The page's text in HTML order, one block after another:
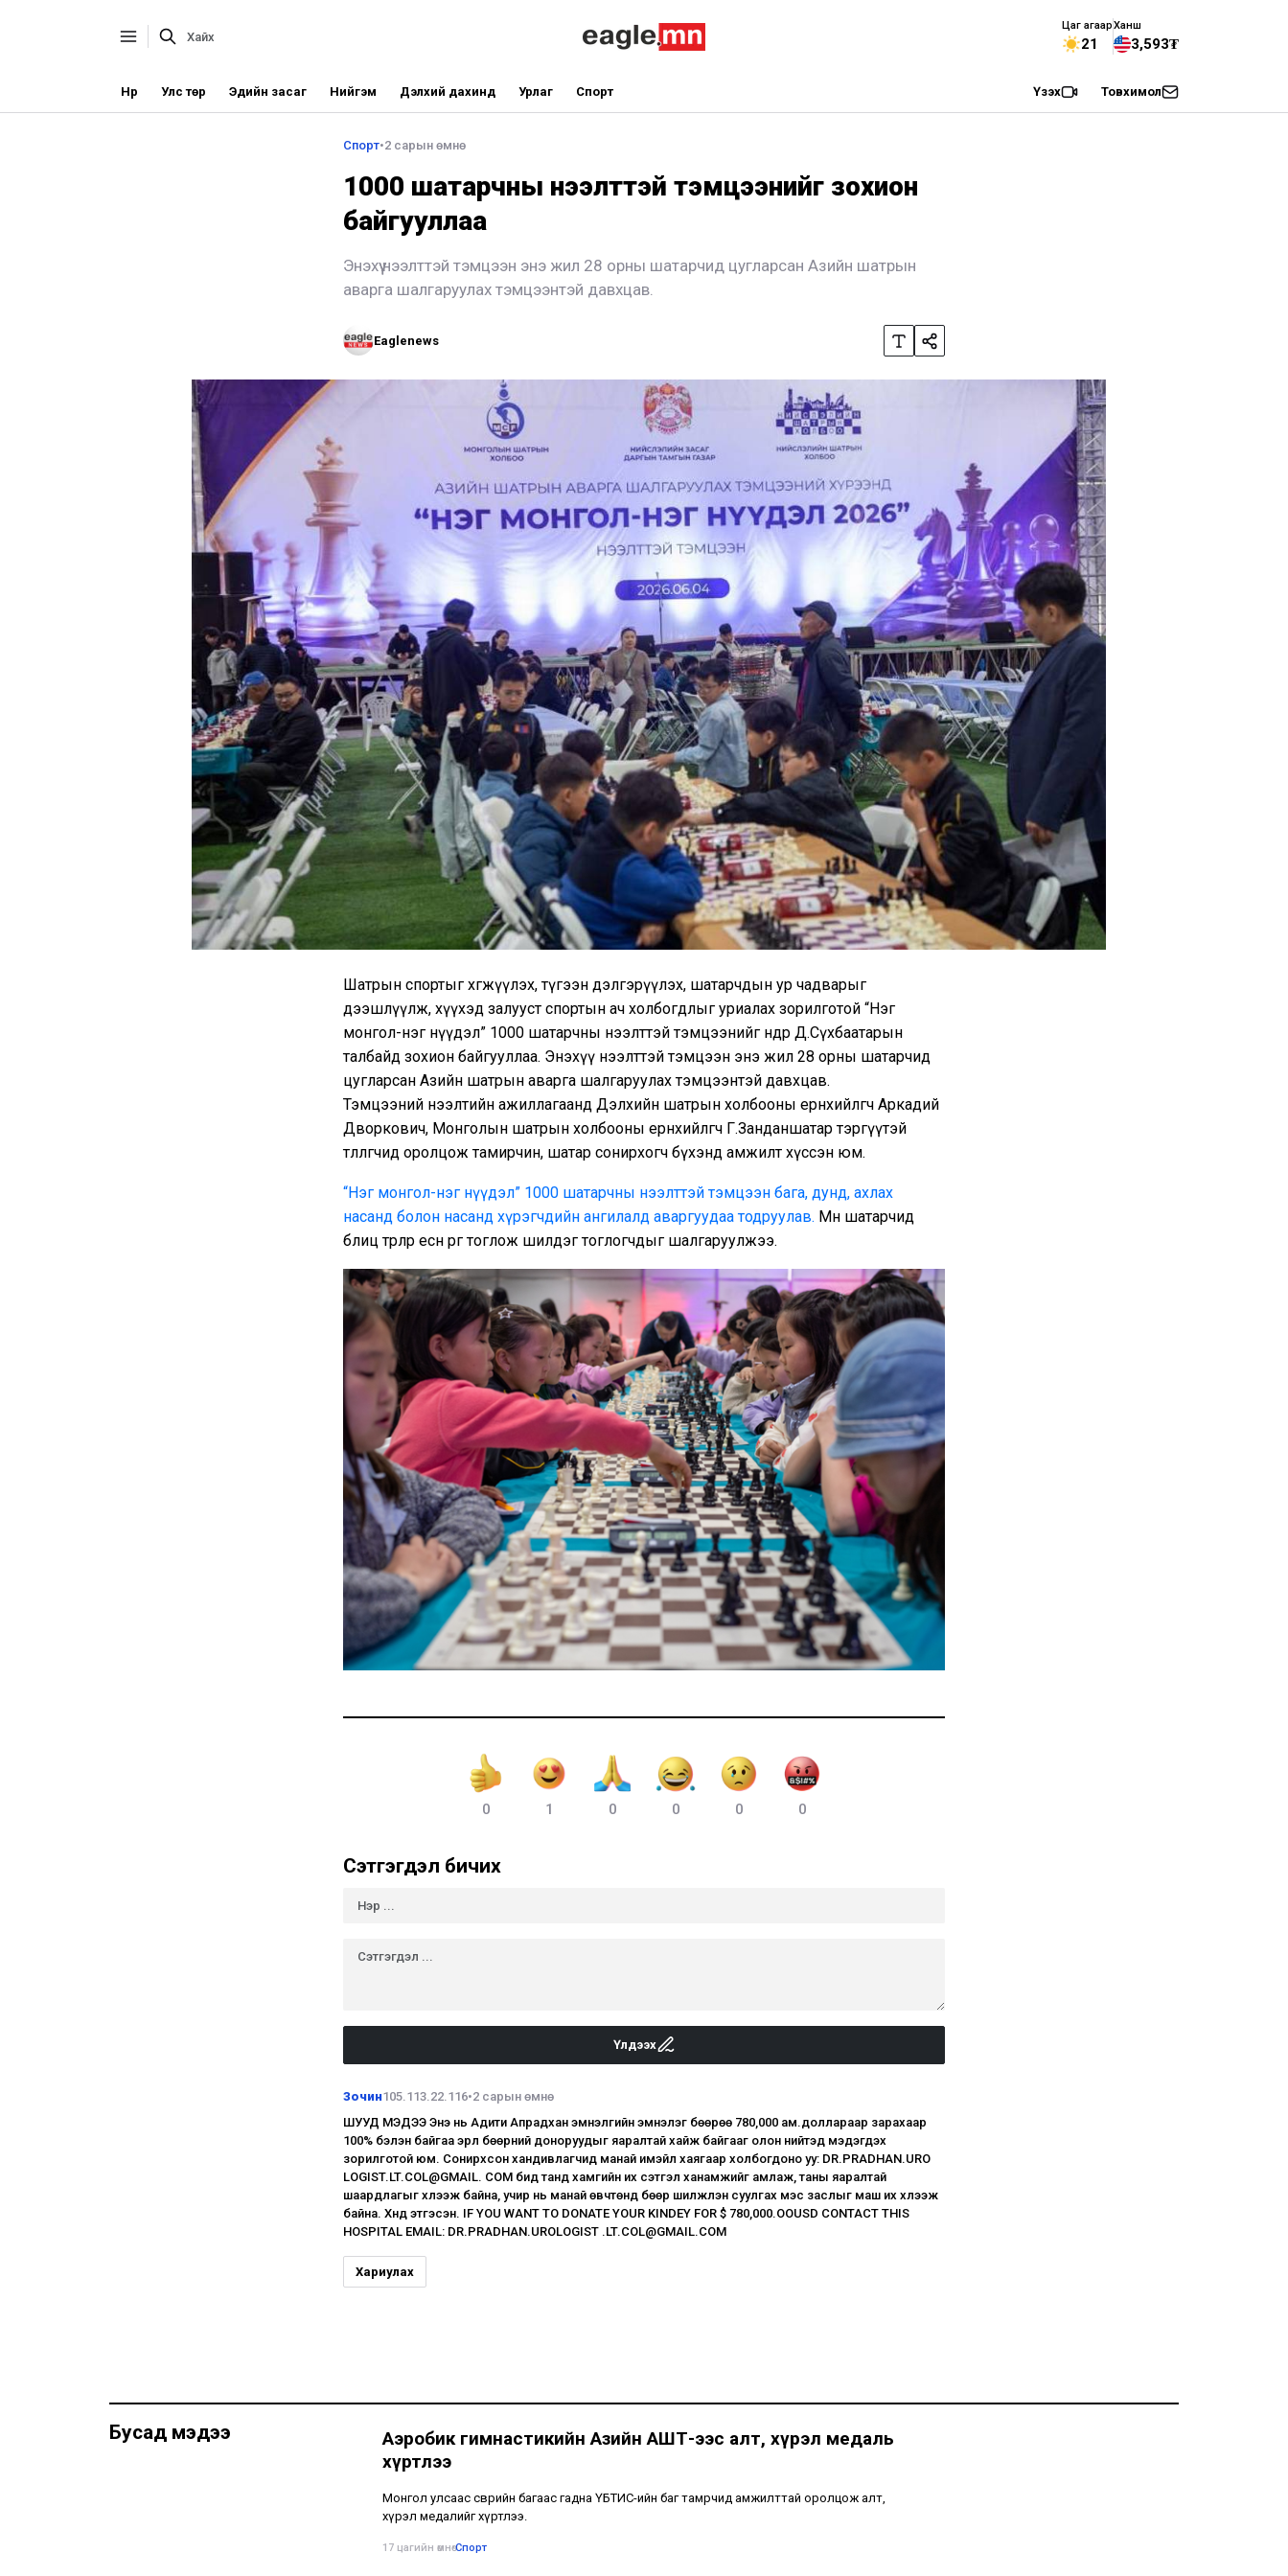
Цаг агаар
21
Ханш
3,593₮
Нүүр Улс төр Эдийн засаг Нийгэм Дэлхий дахинд Урлаг Спорт Үзэх Товхимол
Спорт•2 сарын өмнө
1000 шатарчны нээлттэй тэмцээнийг зохион
байгууллаа
Энэхүү нээлттэй тэмцээн энэ жил 28 орны шатарчид цугларсан Азийн шатрын
аварга шалгаруулах тэмцээнтэй давхцав.
Eaglenews
Шатрын спортыг хөгжүүлэх, түгээн дэлгэрүүлэх, шатарчдын ур чадварыг
дээшлүүлж, хүүхэд залууст спортын ач холбогдлыг уриалах зорилготой “Нэг
монгол-нэг нүүдэл” 1000 шатарчны нээлттэй тэмцээнийг өнөөдөр Д.Сүхбаатарын
талбайд зохион байгууллаа. Энэхүү нээлттэй тэмцээн энэ жил 28 орны шатарчид
цугларсан Азийн шатрын аварга шалгаруулах тэмцээнтэй давхцав.
Тэмцээний нээлтийн ажиллагаанд Дэлхийн шатрын холбооны ерөнхийлөгч Аркадий
Дворкович, Монголын шатрын холбооны ерөнхийлөгч Г.Занданшатар тэргүүтэй
төлөөлөгчид оролцож тамирчин, шатар сонирхогч бүхэнд амжилт хүссэн юм.
“Нэг монгол-нэг нүүдэл” 1000 шатарчны нээлттэй тэмцээн бага, дунд, ахлах
насанд болон насанд хүрэгчдийн ангилалд аваргуудаа тодруулав. Мөн шатарчид
блиц төрлөөр есөн өрөг тоглож шилдэг тоглогчдыг шалгаруулжээ.
0 1 0 0 0 0
Сэтгэгдэл бичих
Үлдээх
Зочин105.113.22.116•2 сарын өмнө
ШУУД МЭДЭЭ Энэ нь Адити Апрадхан эмнэлгийн эмнэлэг бөөрөө 780,000 ам.доллараар зарахаар
100% бэлэн байгаа эрүүл бөөрний доноруудыг яаралтай хайж байгааг олон нийтэд мэдэгдэх
зорилготой юм. Сонирхсон хандивлагчид манай имэйл хаягаар холбогдоно уу: DR.PRADHAN.URO
LOGIST.LT.COL@GMAIL. COM бид танд хамгийн их сэтгэл ханамжийг амлаж, таны яаралтай
шаардлагыг хүлээж байна, учир нь манай өвчтөнүүд бөөр шилжүүлэн суулгах мэс заслыг маш их хүлээж
байна. Хүнд этгэсэн. IF YOU WANT TO DONATE YOUR KINDEY FOR $ 780,000.OOUSD CONTACT THIS
HOSPITAL EMAIL: DR.PRADHAN.UROLOGIST .LT.COL@GMAIL.COM
Хариулах
Бусад мэдээ
Аэробик гимнастикийн Азийн АШТ-ээс алт, хүрэл медаль
хүртлээ
Монгол улсаас өсвөрийн багаас гадна ҮБТИС-ийн баг тамрчид амжилттай оролцож алт,
хүрэл медалийг хүртлээ.
17 цагийн өмнө•Спорт